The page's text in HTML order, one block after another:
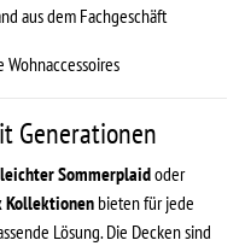
aus dem Fachgeschäft
Generationen
leichter Sommerplaidoder
Kollektionen bieten für jede
Lösung. Die Decken sind